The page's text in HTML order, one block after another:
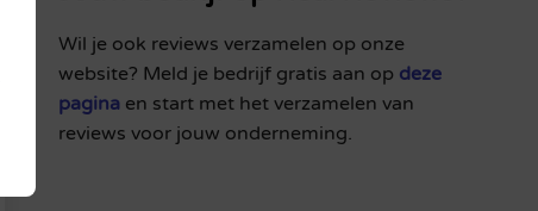
Wil je ook reviews verzamelen op onze
website? Meld je bedrijf gratis aan op deze
paginaen start met het verzamelen van
reviews voor jouw onderneming.